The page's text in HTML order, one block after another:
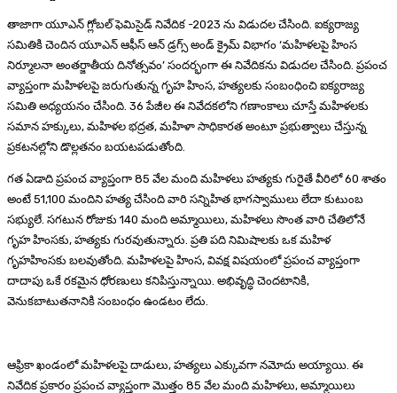
తాజాగా యూఎన్ గ్లోబల్ ఫెమిసైడ్ నివేదిక -2023 ను విడుదల చేసింది. ఐక్యరాజ్య
సమితికి చెందిన యూఎన్ ఆఫీస్ ఆన్ డ్రగ్స్ అండ్ క్రైమ్ విభాగం ‘మహిళలపై హింస
నిర్మూలనా అంతర్జాతీయ దినోత్సవం’ సందర్భంగా ఈ నివేదికను విడుదల చేసింది. ప్రపంచ
వ్యాప్తంగా మహిళలపై జరుగుతున్న గృహ హింస, హత్యలకు సంబంధించి ఐక్యరాజ్య
సమితి అధ్యయనం చేసింది. 36 పేజీల ఈ నివేదకలోని గణాంకాలు చూస్తే మహిళలకు
సమాన హక్కులు, మహిళల భద్రత, మహిళా సాధికారత అంటూ ప్రభుత్వాలు చేస్తున్న
ప్రకటనల్లోని డొల్లతనం బయటపడుతోంది.
గత ఏడాది ప్రపంచ వ్యాప్తంగా 85 వేల మంది మహిళలు హత్యకు గురైతే వీరిలో 60 శాతం
అంటే 51,100 మందిని హత్య చేసింది వారి సన్నిహిత భాగస్వాములు లేదా కుటుంబ
సభ్యులే. సగటున రోజుకు 140 మంది అమ్మాయిలు, మహిళలు సొంత వారి చేతిలోనే
గృహ హింసకు, హత్యకు గురవుతున్నారు. ప్రతి పది నిమిషాలకు ఒక మహిళ
గృహహింసకు బలవుతోంది. మహిళలపై హింస, వివక్ష విషయంలో ప్రపంచ వ్యాప్తంగా
దాదాపు ఒకే రకమైన ధోరణులు కనిపిస్తున్నాయి. అభివృద్ధి చెందటానికి,
వెనుకబాటుతనానికి సంబంధం ఉండటం లేదు.
ఆఫ్రికా ఖండంలో మహిళలపై దాడులు, హత్యలు ఎక్కువగా నమోదు అయ్యాయి. ఈ
నివేదిక ప్రకారం ప్రపంచ వ్యాప్తంగా మొత్తం 85 వేల మంది మహిళలు, అమ్మాయిలు